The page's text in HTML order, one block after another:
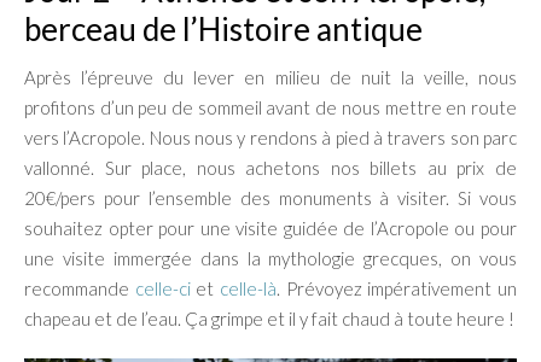
berceau de l’Histoire antique
Après l’épreuve du lever en milieu de nuit la veille, nous
profitons d’un peu de sommeil avant de nous mettre en route
vers l’Acropole. Nous nous y rendons à pied à travers son parc
vallonné. Sur place, nous achetons nos billets au prix de
20€/pers pour l’ensemble des monuments à visiter. Si vous
souhaitez opter pour une visite guidée de l’Acropole ou pour
une visite immergée dans la mythologie grecques, on vous
recommande celle-ci et celle-là. Prévoyez impérativement un
chapeau et de l’eau. Ça grimpe et il y fait chaud à toute heure !